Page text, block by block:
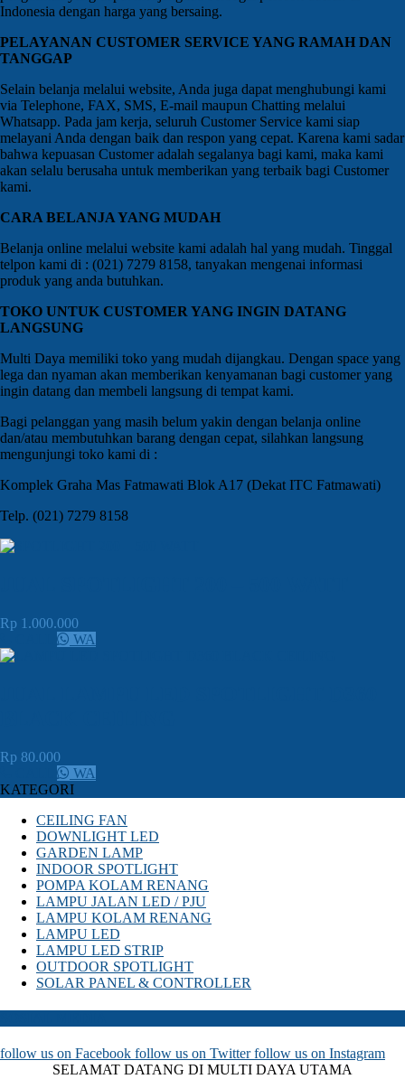
Indonesia dengan harga yang bersaing.
PELAYANAN CUSTOMER SERVICE YANG RAMAH DAN
TANGGAP
Selain belanja melalui website, Anda juga dapat menghubungi kami
via Telephone, FAX, SMS, E-mail maupun Chatting melalui
Whatsapp. Pada jam kerja, seluruh Customer Service kami siap
melayani Anda dengan baik dan respon yang cepat. Karena kami sadar
bahwa kepuasan Customer adalah segalanya bagi kami, maka kami
akan selalu berusaha untuk memberikan yang terbaik bagi Customer
kami.
CARA BELANJA YANG MUDAH
Belanja online melalui website kami adalah hal yang mudah. Tinggal
telpon kami di : (021) 7279 8158, tanyakan mengenai informasi
produk yang anda butuhkan.
TOKO UNTUK CUSTOMER YANG INGIN DATANG
LANGSUNG
Multi Daya memiliki toko yang mudah dijangkau. Dengan space yang
lega dan nyaman akan memberikan kenyamanan bagi customer yang
ingin datang dan membeli langsung di tempat kami.
Bagi pelanggan yang masih belum yakin dengan belanja online
dan/atau membutuhkan barang dengan cepat, silahkan langsung
mengunjungi toko kami di :
Komplek Graha Mas Fatmawati Blok A17 (Dekat ITC Fatmawati)
Telp. (021) 7279 8158
Rp 1.000.000
WA
Rp 80.000
WA
KATEGORI
CEILING FAN
DOWNLIGHT LED
GARDEN LAMP
INDOOR SPOTLIGHT
POMPA KOLAM RENANG
LAMPU JALAN LED / PJU
LAMPU KOLAM RENANG
LAMPU LED
LAMPU LED STRIP
OUTDOOR SPOTLIGHT
SOLAR PANEL & CONTROLLER
follow us on Facebook follow us on Twitter follow us on Instagram
SELAMAT DATANG DI MULTI DAYA UTAMA